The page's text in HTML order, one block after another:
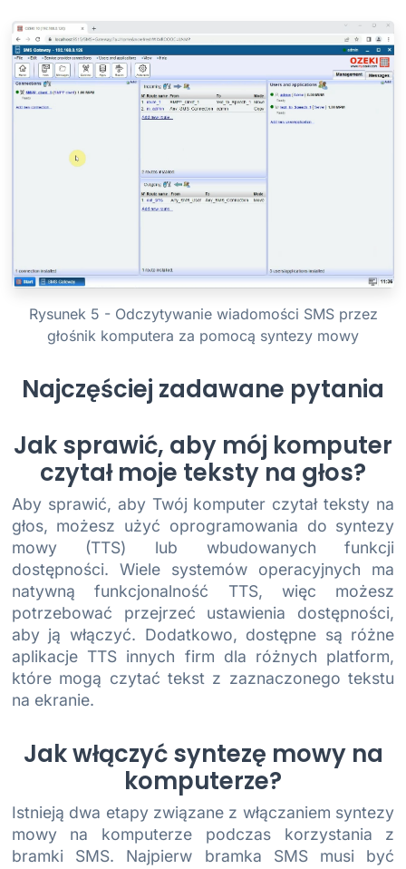
Rysunek 5 - Odczytywanie wiadomości SMS przez
głośnik komputera za pomocą syntezy mowy
Najczęściej zadawane pytania
Jak sprawić, aby mój komputer
czytał moje teksty na głos?
Aby sprawić, aby Twój komputer czytał teksty na
głos, możesz użyć oprogramowania do syntezy
mowy (TTS) lub wbudowanych funkcji
dostępności. Wiele systemów operacyjnych ma
natywną funkcjonalność TTS, więc możesz
potrzebować przejrzeć ustawienia dostępności,
aby ją włączyć. Dodatkowo, dostępne są różne
aplikacje TTS innych firm dla różnych platform,
które mogą czytać tekst z zaznaczonego tekstu
na ekranie.
Jak włączyć syntezę mowy na
komputerze?
Istnieją dwa etapy związane z włączaniem syntezy
mowy na komputerze podczas korzystania z
bramki SMS. Najpierw bramka SMS musi być